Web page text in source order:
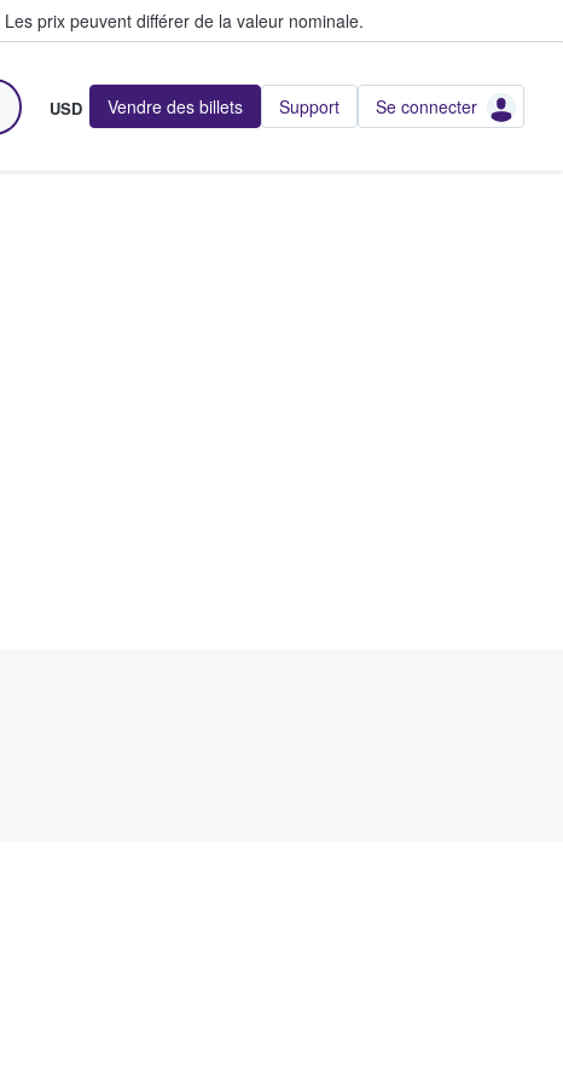
Les prix peuvent différer de la valeur nominale.
USD Vendre des billets Support Se connecter